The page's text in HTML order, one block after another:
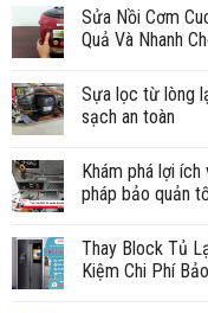
Sửa Nồi Cơm
Quả Và Nhanh
Sựa lọc từ lòng
sạch an toàn
Khám phá lợi
pháp bảo quản
Thay Block Tủ
Kiệm Chi Phí